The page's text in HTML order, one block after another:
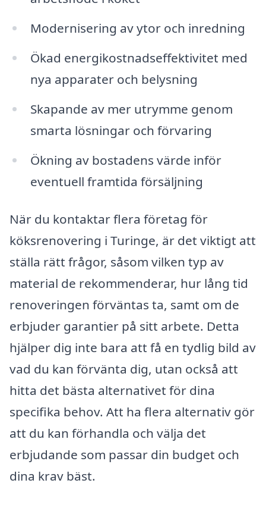
Modernisering av ytor och inredning
Ökad energikostnadseffektivitet med
nya apparater och belysning
Skapande av mer utrymme genom
smarta lösningar och förvaring
Ökning av bostadens värde inför
eventuell framtida försäljning
När du kontaktar flera företag för
köksrenovering i Turinge, är det viktigt att
ställa rätt frågor, såsom vilken typ av
material de rekommenderar, hur lång tid
renoveringen förväntas ta, samt om de
erbjuder garantier på sitt arbete. Detta
hjälper dig inte bara att få en tydlig bild av
vad du kan förvänta dig, utan också att
hitta det bästa alternativet för dina
specifika behov. Att ha flera alternativ gör
att du kan förhandla och välja det
erbjudande som passar din budget och
dina krav bäst.